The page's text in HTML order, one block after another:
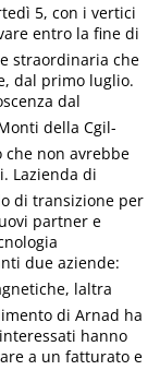
5, con i vertici
entro la fine di
straordinaria che
dal primo luglio.
dal
della Cgil-
che non avrebbe
di
di transizione per
partner e
due aziende:
laltra
di Arnad ha
hanno
a un fatturato e